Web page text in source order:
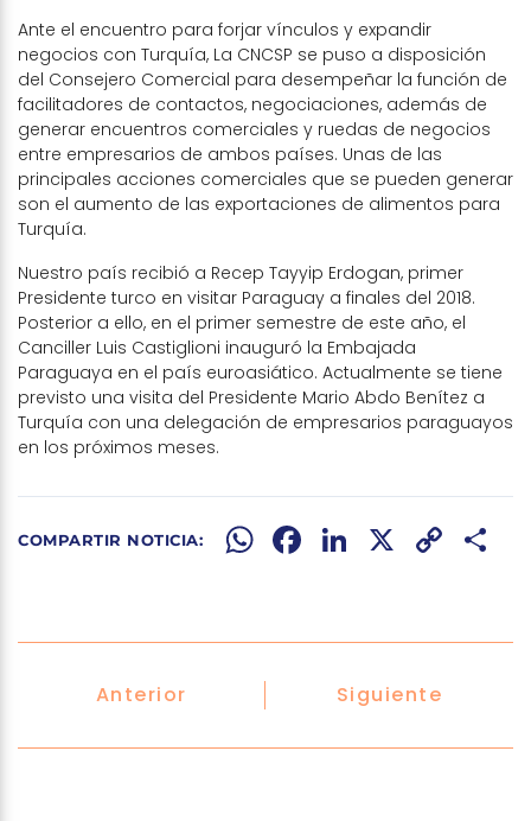
Ante el encuentro para forjar vínculos y expandir
negocios con Turquía, La CNCSP se puso a disposición
del Consejero Comercial para desempeñar la función de
facilitadores de contactos, negociaciones, además de
generar encuentros comerciales y ruedas de negocios
entre empresarios de ambos países. Unas de las
principales acciones comerciales que se pueden generar
son el aumento de las exportaciones de alimentos para
Turquía.
Nuestro país recibió a Recep Tayyip Erdogan, primer
Presidente turco en visitar Paraguay a finales del 2018.
Posterior a ello, en el primer semestre de este año, el
Canciller Luis Castiglioni inauguró la Embajada
Paraguaya en el país euroasiático. Actualmente se tiene
previsto una visita del Presidente Mario Abdo Benítez a
Turquía con una delegación de empresarios paraguayos
en los próximos meses.
Anterior Siguiente